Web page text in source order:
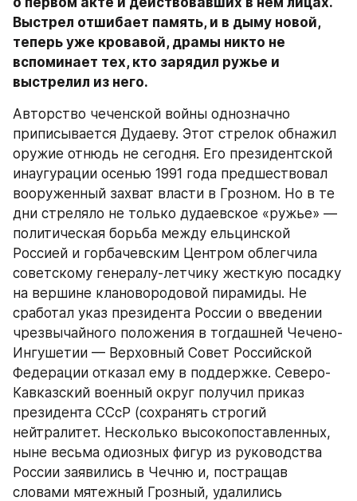
Выстрел отшибает память, и в дыму новой,
теперь уже кровавой, драмы никто не
вспоминает тех, кто зарядил ружье и
выстрелил из него.
Авторство чеченской войны однозначно
приписывается Дудаеву. Этот стрелок обнажил
оружие отнюдь не сегодня. Его президентской
инаугурации осенью 1991 года предшествовал
вооруженный захват власти в Грозном. Но в те
дни стреляло не только дудаевское «ружье» —
политическая борьба между ельцинской
Россией и горбачевским Центром облегчила
советскому генералу-летчику жесткую посадку
на вершине клановородовой пирамиды. Не
сработал указ президента России о введении
чрезвычайного положения в тогдашней Чечено-
Ингушетии — Верховный Совет Российской
Федерации отказал ему в поддержке. Северо-
Кавказский военный округ получил приказ
президента ССсР (сохранять строгий
нейтралитет. Несколько высокопоставленных,
ныне весьма одиозных фигур из руководства
России заявились в Чечню и, постращав
словами мятежный Грозный, удалились